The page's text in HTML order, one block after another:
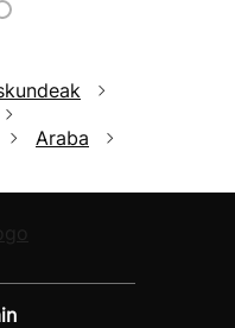
Araba